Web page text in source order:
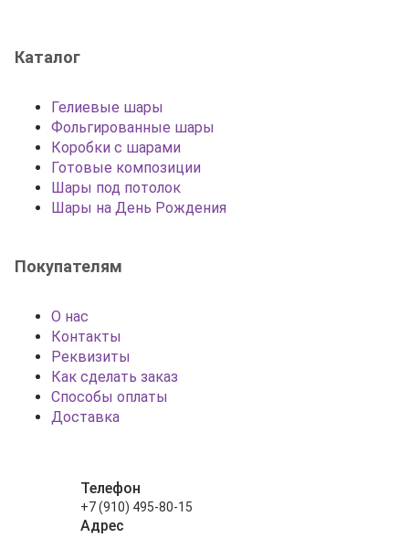
Каталог
Гелиевые шары
Фольгированные шары
Коробки с шарами
Готовые композиции
Шары под потолок
Шары на День Рождения
Покупателям
О нас
Контакты
Реквизиты
Как сделать заказ
Способы оплаты
Доставка
Телефон
+7 (910) 495-80-15
Адрес